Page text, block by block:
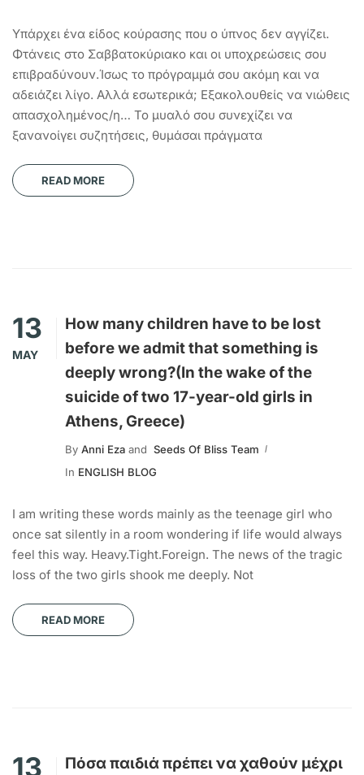
Υπάρχει ένα είδος κούρασης που ο ύπνος δεν αγγίζει.
Φτάνεις στο Σαββατοκύριακο και οι υποχρεώσεις σου
επιβραδύνουν.Ίσως το πρόγραμμά σου ακόμη και να
αδειάζει λίγο. Αλλά εσωτερικά; Εξακολουθείς να νιώθεις
απασχολημένος/η… Το μυαλό σου συνεχίζει να
ξανανοίγει συζητήσεις, θυμάσαι πράγματα
READ MORE
13
MAY
How many children have to be lost
before we admit that something is
deeply wrong?(In the wake of the
suicide of two 17-year-old girls in
Athens, Greece)
By Anni Eza and Seeds Of Bliss Team
In ENGLISH BLOG
I am writing these words mainly as the teenage girl who
once sat silently in a room wondering if life would always
feel this way. Heavy.Tight.Foreign. The news of the tragic
loss of the two girls shook me deeply. Not
READ MORE
13
Πόσα παιδιά πρέπει να χαθούν μέχρι